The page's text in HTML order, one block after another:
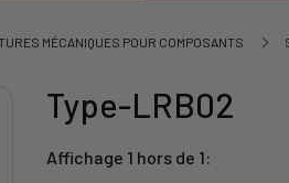
MÉCANIQUES POUR COMPOSANTS
Type-LRB02
Affichage 1 hors de 1: